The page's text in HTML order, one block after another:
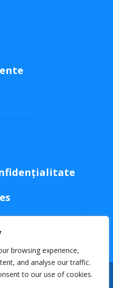
browsing experience,
and analyse our traffic.
to our use of cookies.